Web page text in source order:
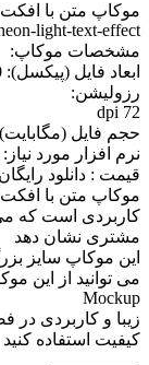
موکاپ متن با افکت
light-text-effect
مشخصات موکاپ:
ابعاد فايل (پيکسل): 1800*2500
رزوليشن:
72 dpi
حجم فايل (مگابايت):
نرم افزار مورد نياز: Photoshop
قیمت : دانلود رایگان
موکاپ متن با
کاربردی است که
مشتری نشان دهد
اين موکاپ سايز
می توانيد از اين
Mockup
زيبا و کاربردی
کيفيت استفاده کنيد